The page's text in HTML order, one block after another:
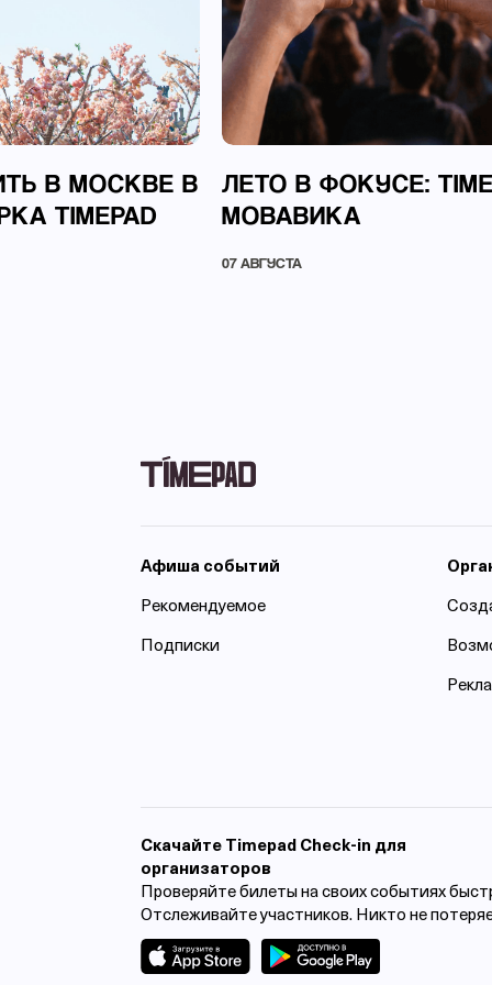
В МОСКВЕ В
TIMEPAD
ЛЕТО В ФОКУСЕ:
МОВАВИКА
07 АВГУСТА
Афиша событий
Рекомендуемое
Подписки
Cкачайте Timepad Check-in для
организаторов
Проверяйте билеты на своих событиях
Отслеживайте участников. Никто не